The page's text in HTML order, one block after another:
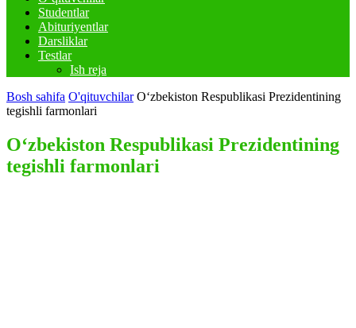
Studentlar
Abituriyentlar
Darsliklar
Testlar
Ish reja
Bosh sahifa O'qituvchilar Oʻzbekiston Respublikasi Prezidentining
tegishli farmonlari
Oʻzbekiston Respublikasi Prezidentining
tegishli farmonlari